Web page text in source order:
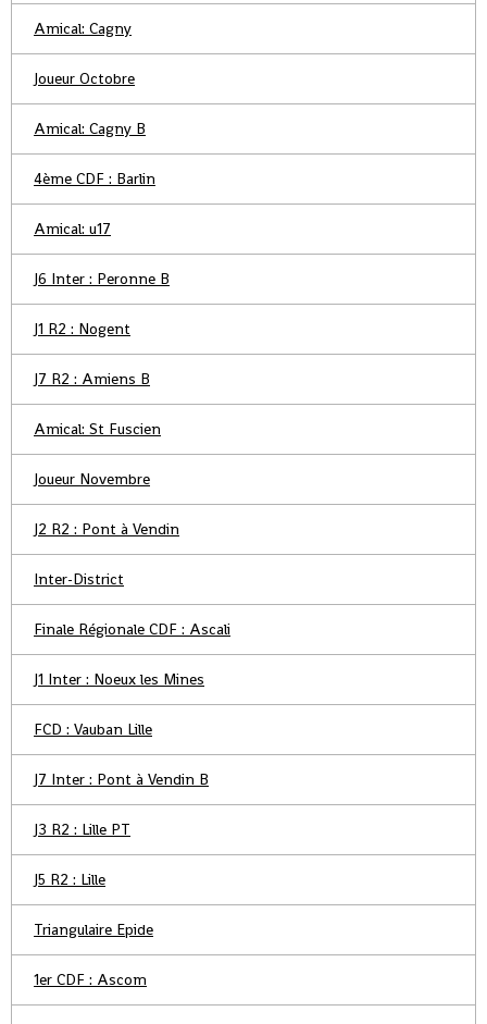
Amical: Cagny
Joueur Octobre
Amical: Cagny B
4ème CDF : Barlin
Amical: u17
J6 Inter : Peronne B
J1 R2 : Nogent
J7 R2 : Amiens B
Amical: St Fuscien
Joueur Novembre
J2 R2 : Pont à Vendin
Inter-District
Finale Régionale CDF : Ascali
J1 Inter : Noeux les Mines
FCD : Vauban Lille
J7 Inter : Pont à Vendin B
J3 R2 : Lille PT
J5 R2 : Lille
Triangulaire Epide
1er CDF : Ascom